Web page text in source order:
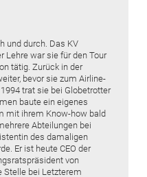
und durch. Das KV
Lehre war sie für den Tour
tätig. Zurück in der
bevor sie zum Airline-
trat sie bei Globetrotter
baute ein eigenes
mit ihrem Know-how bald
Abteilungen bei
des damaligen
Er ist heute CEO der
von
Stelle bei Letzterem